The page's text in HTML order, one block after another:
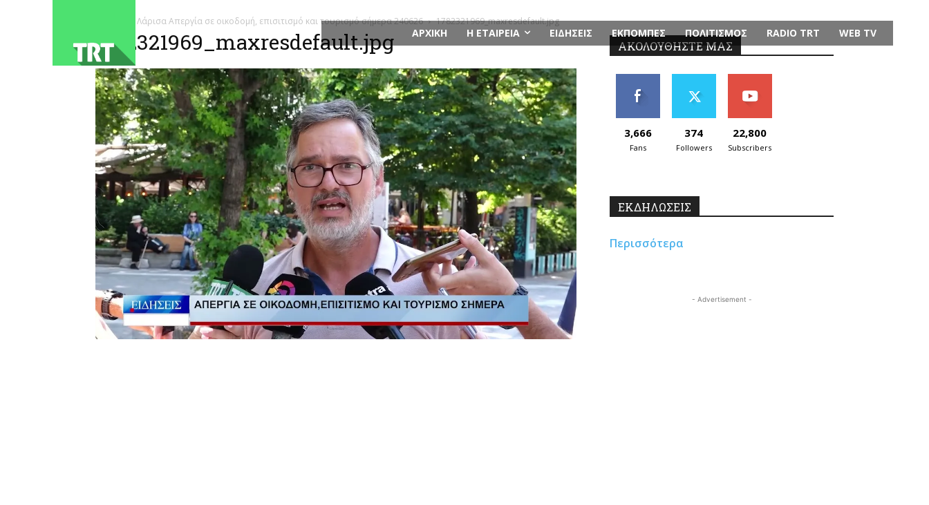
ΑΡΧΙΚΗ Η ΕΤΑΙΡΕΙΑ ΕΙΔΗΣΕΙΣ ΕΚΠΟΜΠΕΣ ΠΟΛΙΤΙΣΜΟΣ RADIO TRT WEB TV
Λάρισα Απεργία σε οικοδομή, επισιτισμό και τουρισμό σήμερα 240626 1782321969_maxresdefault.jpg
1782321969_maxresdefault.jpg ΑΚΟΛΟΥΘΗΣΤΕ ΜΑΣ
3,666
Fans
374
Followers
22,800
Subscribers
ΕΚΔΗΛΩΣΕΙΣ
Περισσότερα
- Advertisement -